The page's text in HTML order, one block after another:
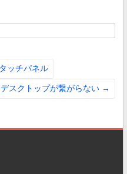
ッチパネル
スクトップが繋がらない →